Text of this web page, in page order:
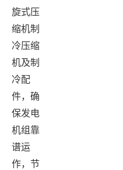
旋式压
缩机制
冷压缩
机及制
冷配
件，确
保发电
机组靠
谱运
作，节